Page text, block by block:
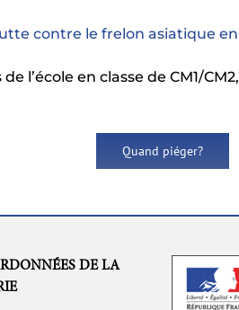
contre le frelon asiatique en
l’école en classe de CM1/
Quand piéger?
DE LA